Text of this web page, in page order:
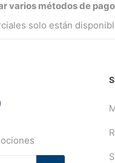
varios métodos de
solo están